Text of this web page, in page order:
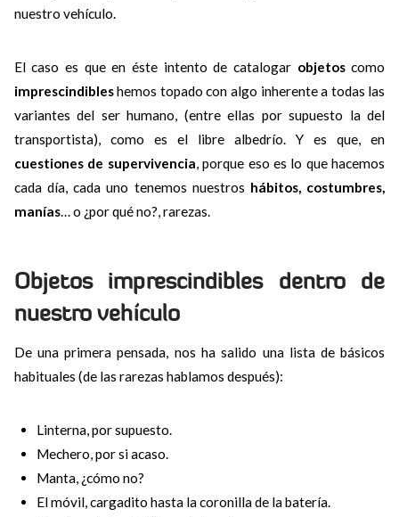
nuestro vehículo.
El caso es que en éste intento de catalogar objetoscomo
imprescindibleshemos topado con algo inherente a todas las
variantes del ser humano, (entre ellas por supuesto la del
transportista), como es el libre albedrío. Y es que, en
cuestiones de supervivencia, porque eso es lo que hacemos
cada día, cada uno tenemos nuestros hábitos, costumbres,
manías… o ¿por qué no?, rarezas.
Objetos imprescindibles dentro de
nuestro vehículo
De una primera pensada, nos ha salido una lista de básicos
habituales (de las rarezas hablamos después):
Linterna, por supuesto.
Mechero, por si acaso.
Manta, ¿cómo no?
El móvil, cargadito hasta la coronilla de la batería.